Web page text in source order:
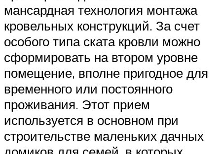
мансардная технология монтажа
кровельных конструкций. За счет
особого типа ската кровли можно
сформировать на втором уровне
помещение, вполне пригодное для
временного или постоянного
проживания. Этот прием
используется в основном при
строительстве маленьких дачных